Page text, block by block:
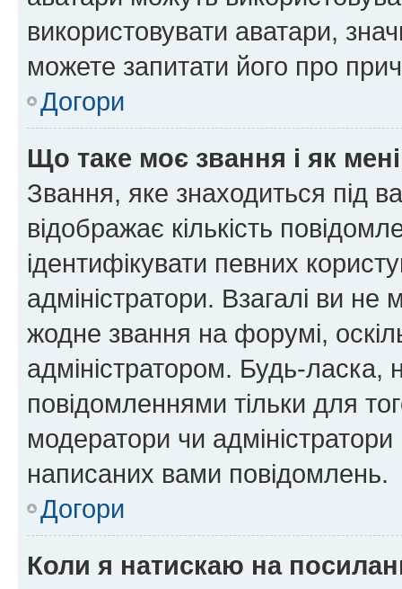
використовувати аватари,
можете запитати його про
Догори
Що таке моє звання і як
Звання, яке знаходиться під
відображає кількість
ідентифікувати певних
адміністратори. Взагалі ви
жодне звання на форумі,
адміністратором. Будь-
повідомленнями тільки для
модератори чи
написаних вами повідомлень.
Догори
Коли я натискаю на